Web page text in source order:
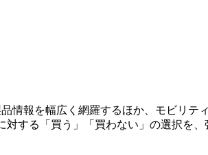
情報を幅広く網羅するほか、モビリテ
する「買う」「買わない」の選択を、